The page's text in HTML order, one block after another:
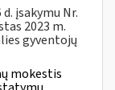
įsakymu Nr.
2023 m.
gyventojų
mokestis